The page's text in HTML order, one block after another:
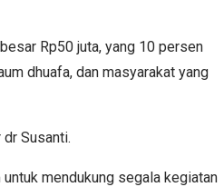
Rp50 juta, yang 10 persen
dhuafa, dan masyarakat yang
Susanti.
mendukung segala kegiatan